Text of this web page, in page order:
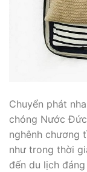
Chuyển phát
chóng Nước
nghênh chương
như trong thời
đến du lịch